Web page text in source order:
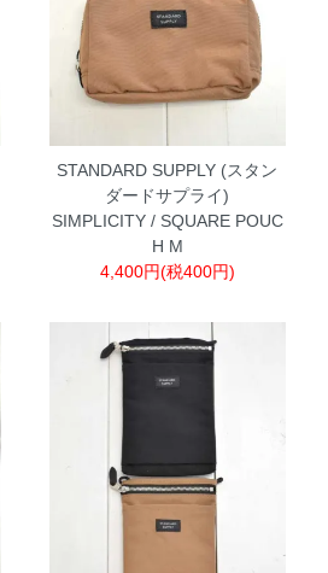
STANDARD SUPPLY (スタン
ダードサプライ)
SIMPLICITY / SQUARE POUC
H M
4,400円(税400円)